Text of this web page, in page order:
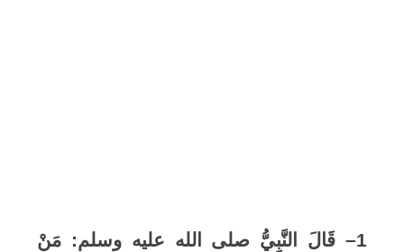
1– قَالَ النَّبِيُّ صلى الله عليه وسلم: مَنْ